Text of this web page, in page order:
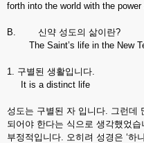
forth into the world with the
B. 신약 성도의 삶이란?
The Saint’s life in the New
1. 구별된 생활입니다.
It is a distinct life
성도는 구별된 자 입니다. 그런데
되어야 한다는 식으로 생각했었
부정적입니다. 오히려 성경은 ‘하